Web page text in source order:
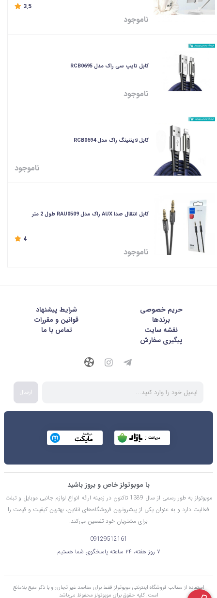
3.5
ناموجود
کابل تایپ سی راک مدل RCB0695
ناموجود
کابل لایتنینگ راک مدل RCB0694
ناموجود
کابل انتقال صدا AUX راک مدل RAU0509 طول 2 متر
4
ناموجود
حریم خصوصی
شرايط پيشنهاد
برندها
قوانین و مقررات
نقشه سایت
تماس با ما
پیگیری سفارش
ارسال
با موبوتولز خاص و بروز باشید
موبوتولز به طور رسمی از سال 1389 تاکنون در زمینه ارائه انواع لوازم جانبی موبایل و تبلت
فعالیت دارد و به عنوان یکی از پیشروترین فروشگاه‌های آنلاین، بهترین کیفیت و قیمت را
برای مشتریان خود تضمین می‌کند.
09129512161
۷ روز هفته، ۲۴ ساعته پاسخگوی شما هستیم
استفاده از مطالب فروشگاه اینترنتی موبوتولز فقط برای مقاصد غیر تجاری و با ذکر منبع بلامانع
است. کليه حقوق برای موبوتولز محفوظ می‌باشد